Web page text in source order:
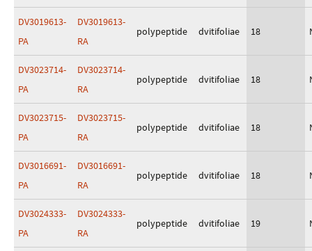
DV3019613-
PA
DV3019613-
RA
polypeptide dvitifoliae 18
DV3023714-
PA
DV3023714-
RA
polypeptide dvitifoliae 18
DV3023715-
PA
DV3023715-
RA
polypeptide dvitifoliae 18
DV3016691-
PA
DV3016691-
RA
polypeptide dvitifoliae 18
DV3024333-
PA
DV3024333-
RA
polypeptide dvitifoliae 19